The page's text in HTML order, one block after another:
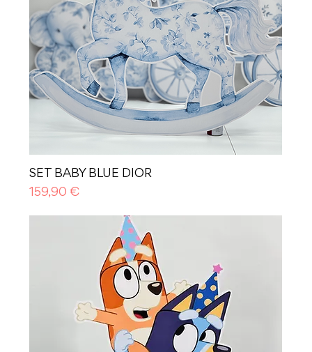
SET BABY BLUE DIOR
Prezzo
159,90 €